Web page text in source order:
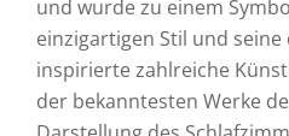
und wurde zu einem
einzigartigen Stil und seine
inspirierte zahlreiche
der bekanntesten Werke